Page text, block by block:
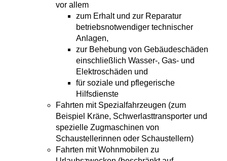
vor allem
zum Erhalt und zur Reparatur
betriebsnotwendiger technischer
Anlagen,
zur Behebung von Gebäudeschäden
einschließlich Wasser-, Gas- und
Elektroschäden und
für soziale und pflegerische
Hilfsdienste
Fahrten mit Spezialfahrzeugen (zum
Beispiel Kräne, Schwerlasttransporter und
spezielle Zugmaschinen von
Schaustellerinnen oder Schaustellern)
Fahrten mit Wohnmobilen zu